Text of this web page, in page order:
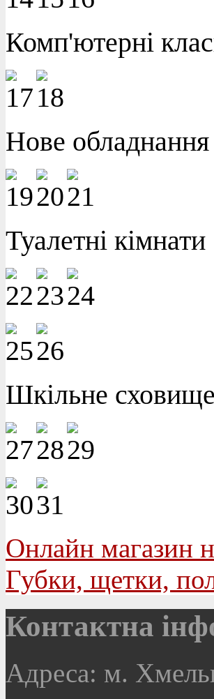
Комп'ютерні
Нове обладнання
Туалетні кімнати
Шкільне сховище
Онлайн магазин
Губки, щетки,
Контактна
Адреса: м.